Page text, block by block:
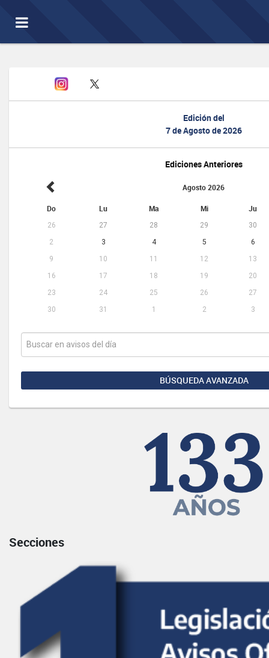
Toggle
navigation
Edición del
7 de Agosto de 2026
Ediciones Anteriores
Agosto 2026
Do Lu Ma Mi Ju
26 27 28 29
30
2
3 4 5
6
9
10 11 12
13
16
17 18 19
20
23
24 25 26
27
30
31 1 2 3
BÚSQUEDA AVANZADA
Secciones